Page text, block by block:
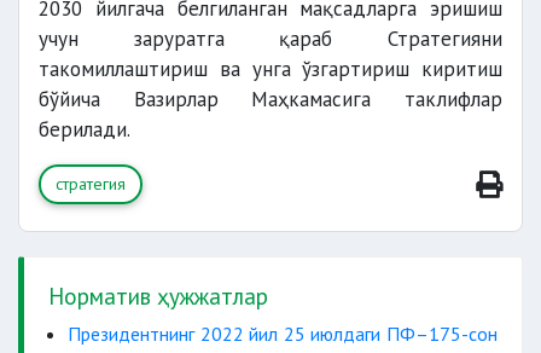
2030 йилгача белгиланган мақсадларга эришиш
учун заруратга қараб Стратегияни
такомиллаштириш ва унга ўзгартириш киритиш
бўйича Вазирлар Маҳкамасига таклифлар
берилади.
стратегия
Норматив ҳужжатлар
Президентнинг 2022 йил 25 июлдаги ПФ–175-сон